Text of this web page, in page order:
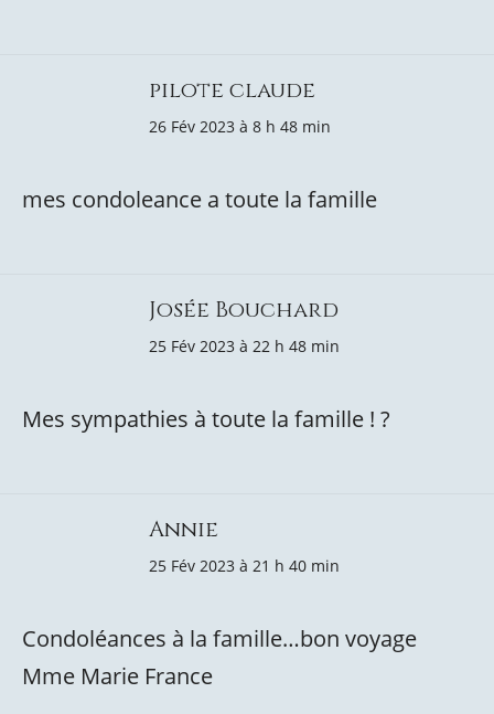
pilote claude
26 Fév 2023 à 8 h 48 min
mes condoleance a toute la famille
Josée Bouchard
25 Fév 2023 à 22 h 48 min
Mes sympathies à toute la famille ! ?
Annie
25 Fév 2023 à 21 h 40 min
Condoléances à la famille…bon voyage
Mme Marie France